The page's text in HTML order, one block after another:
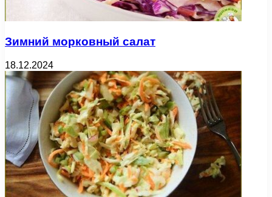
Зимний морковный салат
18.12.2024